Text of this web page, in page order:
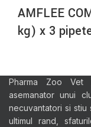
AMFLEE
kg) x 3
Pharma Zoo Vet
asemanator unui
necuvantatori si
ultimul rand,